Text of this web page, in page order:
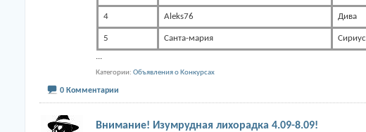
4 Aleks76 Дива
5 Санта-мария
Сириус
Категории Объявления о Конкурсах
0 Комментарии
Внимание! Изумрудная лихорадка 4.09-8.09!